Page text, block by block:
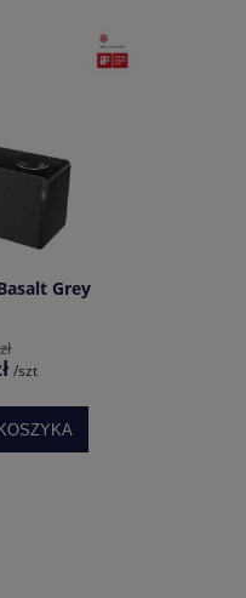
Grey
/szt